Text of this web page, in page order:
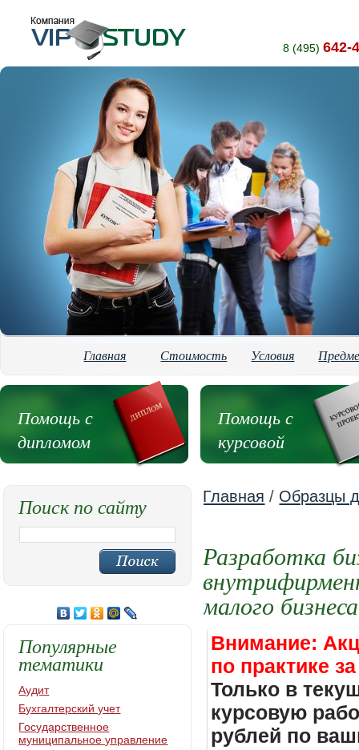
8 (495) 642-
Главная Стоимость Условия
Помощь с
дипломом
Помощь с
курсовой
Главная / Образцы
Разработка
малого бизнеса
Внимание:
по практике
Только в
курсовую
рублей по
Поиск по сайту
Популярные
тематики
Аудит
Бухгалтерский учет
Государственное
муниципальное управление